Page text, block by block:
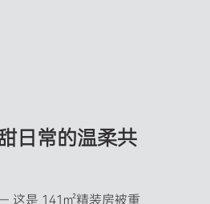
日 常的温柔共
这是 141㎡精装房被重